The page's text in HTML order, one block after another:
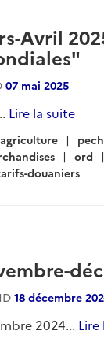
Avril
07 mai 2025
Lire la suite
agriculture
ord
douaniers
18 décembre
2024... Lire